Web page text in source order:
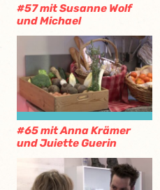
#57 mit Susanne Wolf
und Michael
#65 mit Anna Krämer
und Juiette Guerin